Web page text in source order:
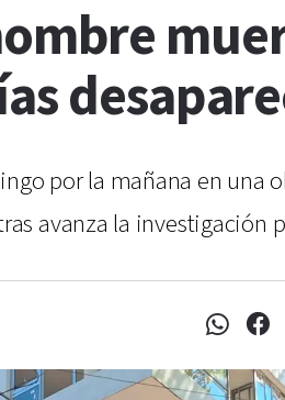
por la mañana en una
avanza la investigación